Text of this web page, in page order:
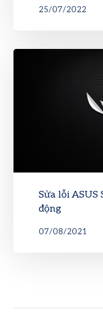
25/07/2022
Sửa lỗi
động
07/08/2021